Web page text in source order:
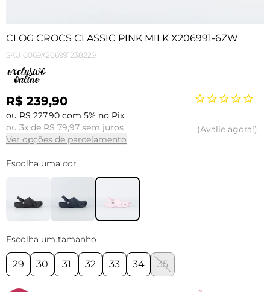
CLOG CROCS CLASSIC PINK MILK X206991-6ZW
SKU 0069X206991238229
R$ 239,90
ou R$ 227,90 com 5% no Pix
ou 3x de R$ 79,97 sem juros
Ver opções de parcelamento
Avalie agora!
Escolha uma cor
Escolha um tamanho
29 30 31 32 33 34 35